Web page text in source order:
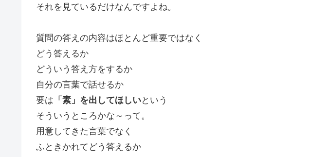
それを見ているだけなんですよね。
質問の答えの内容はほとんど重要ではなく
どう答えるか
どういう答え方をするか
自分の言葉で話せるか
要は 「素」を出してほしいという
そういうところかな～って。
用意してきた言葉でなく
ふときかれてどう答えるか